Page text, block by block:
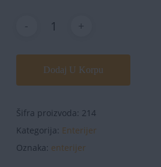
Dodaj U Korpu
Šifra proizvoda: 214
Kategorija: Enterijer
Oznaka: enterijer